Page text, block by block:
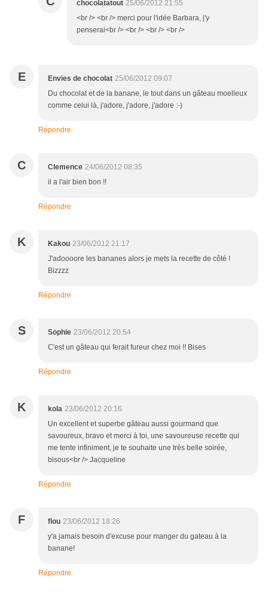
chocolatatout 25/06/2012 21:55
<br /> <br /> merci pour l'idée Barbara, j'y
penserai<br /> <br /> <br /> <br />
E Envies de chocolat 25/06/2012 09:07
Du chocolat et de la banane, le tout dans un gâteau moelleux
comme celui là, j'adore, j'adore, j'adore :-)
Répondre
C Clemence 24/06/2012 08:35
il a l'air bien bon !!
Répondre
K Kakou 23/06/2012 21:17
J'adoooore les bananes alors je mets la recette de côté !
Bizzzz
Répondre
S Sophie 23/06/2012 20:54
C'est un gâteau qui ferait fureur chez moi !! Bises
Répondre
K kola 23/06/2012 20:16
Un excellent et superbe gâteau aussi gourmand que
savoureux, bravo et merci à toi, une savoureuse recette qui
me tente infiniment, je te souhaite une très belle soirée,
bisous<br /> Jacqueline
Répondre
F flou 23/06/2012 18:26
y'a jamais besoin d'excuse pour manger du gateau à la
banane!
Répondre